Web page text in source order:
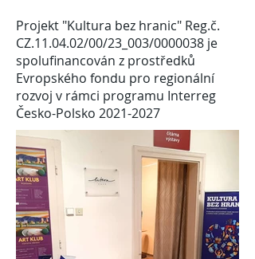
Projekt "Kultura bez hranic" Reg.č.
CZ.11.04.02/00/23_003/0000038 je
spolufinancován z prostředků
Evropského fondu pro regionální
rozvoj v rámci programu Interreg
Česko-Polsko 2021-2027